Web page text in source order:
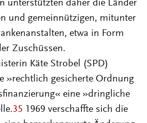
unterstützten daher die Länder
und gemeinnützigen, mitunter
etwa in Form
Zuschüssen.
Käte Strobel (SPD)
»rechtlich gesicherte Ordnung
eine »dringliche
35 1969 verschaffte sich die